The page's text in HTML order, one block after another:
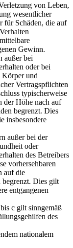
von Leben,
wesentlicher
für Schäden, die auf
Gewinn.
außer bei
oder bei
Körper und
Vertragspflichten
typischerweise
der Höhe nach auf
begrenzt. Dies
insbesondere
außer bei der
oder
des Betreibers
vorhersehbaren
auf die
begrenzt. Dies gilt
entgangenen
c gilt sinngemäß
des
nationalem